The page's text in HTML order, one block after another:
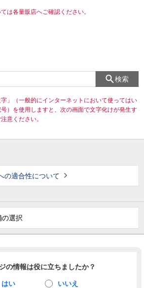
は各量販店へご確認ください。
検索
」（一般的にインターネットにおいて使ってはい
）を使用しますと、次の画面で文字化けが発生す
意ください。
の適合性について
の選択
の情報は役に立ちましたか？
はい いいえ